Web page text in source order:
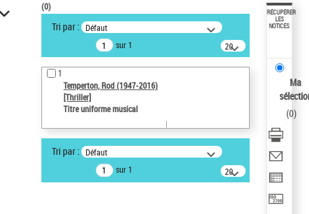
VOTRE RECHERCHE
Recherche avancée dans les
notices d’autorité
Œuvres liées à l'auteur :
Temperton, Rod (1947-2016)
Auteur d’œuvre
Type de notice d'autorité
(0)
Tri par : Défaut
sur 1
20
résultats/page
1
Temperton, Rod (1947-2016)
[Thriller]
Titre uniforme musical
Tri par : Défaut
sur 1
20
résultats/page
RÉCUPÉRER
LES
NOTICES
Ma
(0)